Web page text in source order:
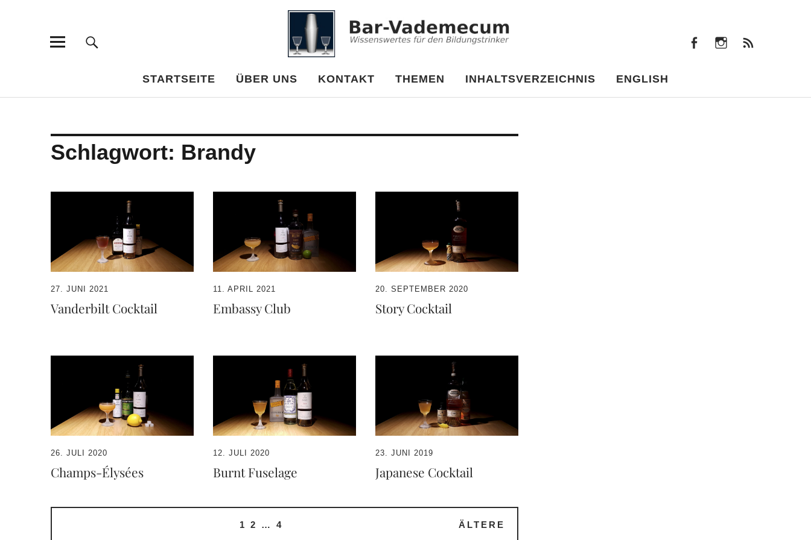
Bar-Vademecum
STARTSEITE ÜBER UNS KONTAKT THEMEN INHALTSVERZEICHNIS ENGLISH
Schlagwort: Brandy
27. JUNI 2021
Vanderbilt Cocktail
11. APRIL 2021
Embassy Club
20. SEPTEMBER 2020
Story Cocktail
26. JULI 2020
Champs-Élysées
12. JULI 2020
Burnt Fuselage
23. JUNI 2019
Japanese Cocktail
1 2 … 4 ÄLTERE